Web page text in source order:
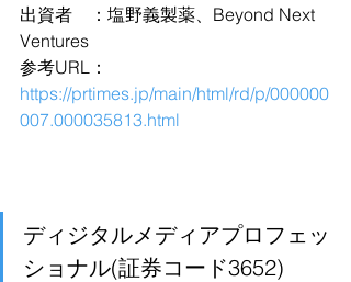
出資者　：塩野義製薬、Beyond Next
Ventures
参考URL：
https://prtimes.jp/main/html/rd/p/000000
007.000035813.html
ディジタルメディアプロフェッ
ショナル(証券コード3652)